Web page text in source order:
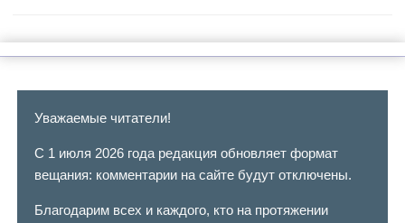
Уважаемые читатели!
С 1 июля 2026 года редакция обновляет формат
вещания: комментарии на сайте будут отключены.
Благодарим всех и каждого, кто на протяжении